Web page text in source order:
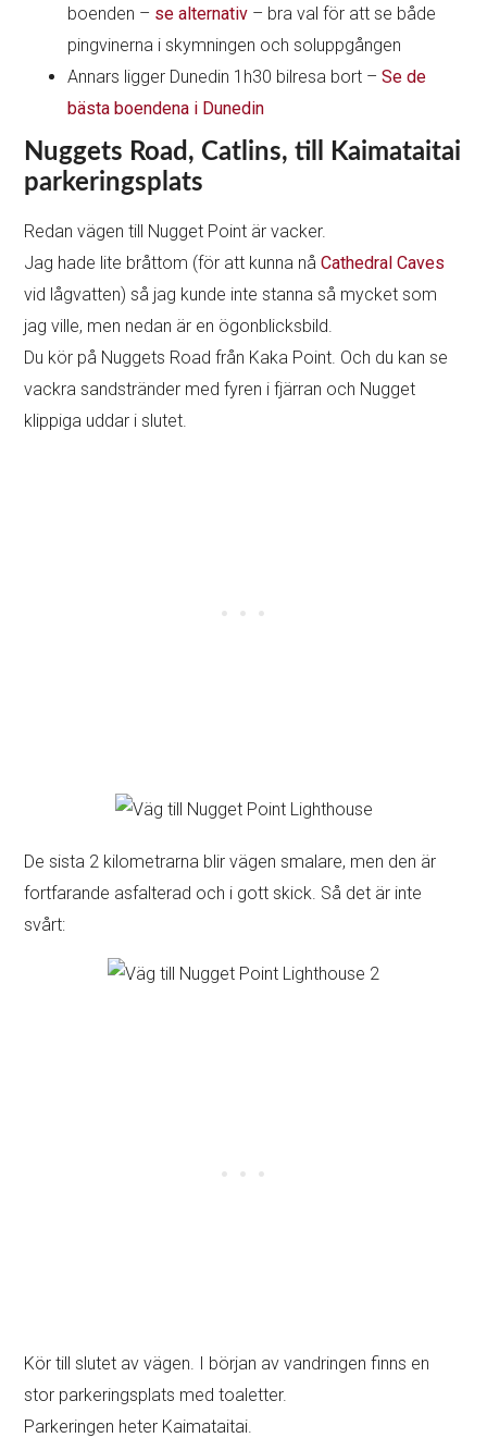
boenden – se alternativ – bra val för att se både
pingvinerna i skymningen och soluppgången
Annars ligger Dunedin 1h30 bilresa bort –Se de
bästa boendena i Dunedin
Nuggets Road, Catlins, till Kaimataitai
parkeringsplats
Redan vägen till Nugget Point är vacker.
Jag hade lite bråttom (för att kunna nåCathedral Caves
vid lågvatten) så jag kunde inte stanna så mycket som
jag ville, men nedan är en ögonblicksbild.
Du kör på Nuggets Road från Kaka Point. Och du kan se
vackra sandstränder med fyren i fjärran och Nugget
klippiga uddar i slutet.
De sista 2 kilometrarna blir vägen smalare, men den är
fortfarande asfalterad och i gott skick. Så det är inte
svårt:
Kör till slutet av vägen. I början av vandringen finns en
stor parkeringsplats med toaletter.
Parkeringen heter Kaimataitai.